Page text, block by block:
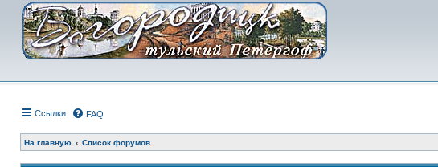
Ссылки FAQ
На главную Список форумов